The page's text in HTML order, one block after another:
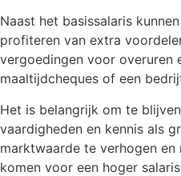
Naast het basissalaris
profiteren van extra
vergoedingen voor overuren
maaltijdcheques of een
Het is belangrijk om te
vaardigheden en kennis als
marktwaarde te verhogen
komen voor een hoger